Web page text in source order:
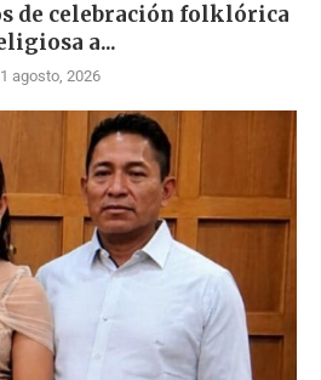
de celebración folklórica
a...
1 agosto, 2026